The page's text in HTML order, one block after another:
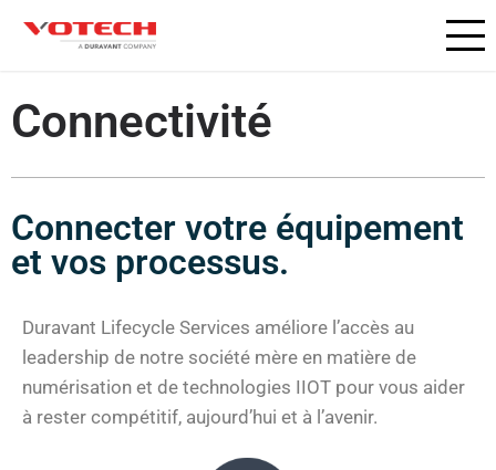
Connectivité
Connecter votre équipement
et vos processus.
Duravant Lifecycle Services améliore l’accès au
leadership de notre société mère en matière de
numérisation et de technologies IIOT pour vous aider
à rester compétitif, aujourd’hui et à l’avenir.